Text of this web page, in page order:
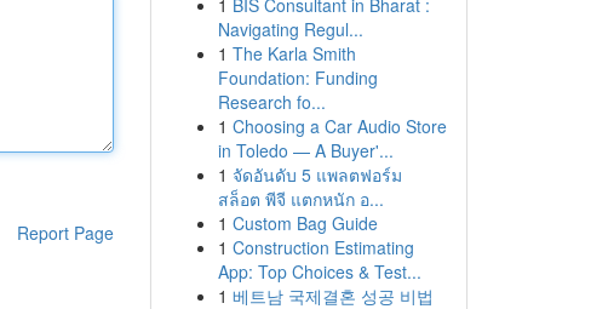
Report Page
1 BIS Consultant in Bharat :
Navigating Regul...
1 The Karla Smith
Foundation: Funding
Research fo...
1 Choosing a Car Audio Store
in Toledo — A Buyer'...
1 จัดอันดับ 5 แพลตฟอร์ม
สล็อต พีจี แตกหนัก อ...
1 Custom Bag Guide
1 Construction Estimating
App: Top Choices & Test...
1 베트남 국제결혼 성공 비법